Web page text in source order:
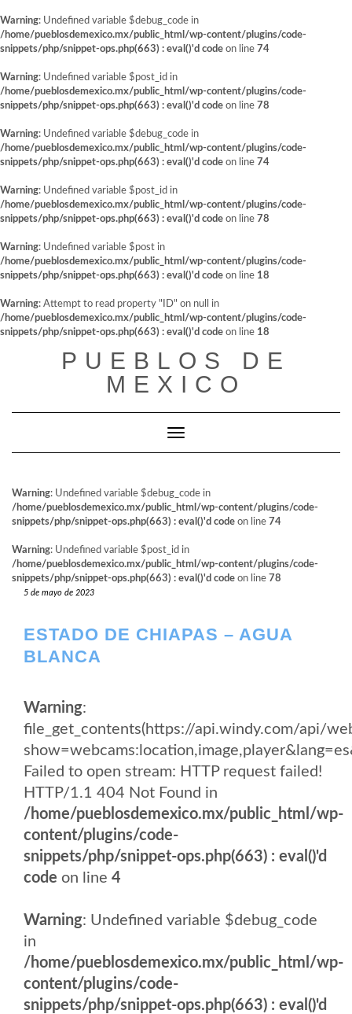
Warning: Undefined variable $debug_code in
/home/pueblosdemexico.mx/public_html/wp-content/plugins/code-
snippets/php/snippet-ops.php(663) : eval()'d code on line 74
Warning: Undefined variable $post_id in
/home/pueblosdemexico.mx/public_html/wp-content/plugins/code-
snippets/php/snippet-ops.php(663) : eval()'d code on line 78
Warning: Undefined variable $debug_code in
/home/pueblosdemexico.mx/public_html/wp-content/plugins/code-
snippets/php/snippet-ops.php(663) : eval()'d code on line 74
Warning: Undefined variable $post_id in
/home/pueblosdemexico.mx/public_html/wp-content/plugins/code-
snippets/php/snippet-ops.php(663) : eval()'d code on line 78
Warning: Undefined variable $post in
/home/pueblosdemexico.mx/public_html/wp-content/plugins/code-
snippets/php/snippet-ops.php(663) : eval()'d code on line 18
Warning: Attempt to read property "ID" on null in
/home/pueblosdemexico.mx/public_html/wp-content/plugins/code-
snippets/php/snippet-ops.php(663) : eval()'d code on line 18
PUEBLOS DE
MEXICO
Cambiar modo de navegación
Warning: Undefined variable $debug_code in
/home/pueblosdemexico.mx/public_html/wp-content/plugins/code-
snippets/php/snippet-ops.php(663) : eval()'d code on line 74
Warning: Undefined variable $post_id in
/home/pueblosdemexico.mx/public_html/wp-content/plugins/code-
snippets/php/snippet-ops.php(663) : eval()'d code on line 78
5 de mayo de 2023
ESTADO DE CHIAPAS – AGUA
BLANCA
Warning:
file_get_contents(https://api.windy.com/api/
Failed to open stream: HTTP request failed!
HTTP/1.1 404 Not Found in
/home/pueblosdemexico.mx/public_html/wp-
content/plugins/code-
snippets/php/snippet-ops.php(663) : eval()'d
code on line 4
Warning: Undefined variable $debug_code
in
/home/pueblosdemexico.mx/public_html/wp-
content/plugins/code-
snippets/php/snippet-ops.php(663) : eval()'d